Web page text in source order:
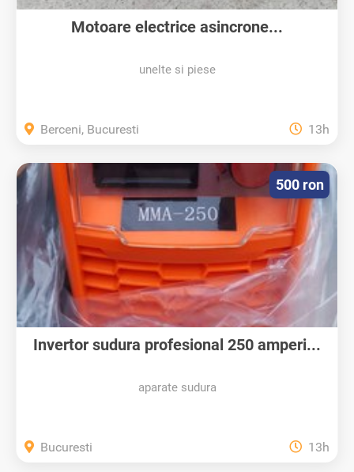
Motoare electrice asincrone...
unelte si piese
Berceni, Bucuresti 13h
Invertor sudura profesional 250 amperi...
aparate sudura
500 ron
Bucuresti 13h